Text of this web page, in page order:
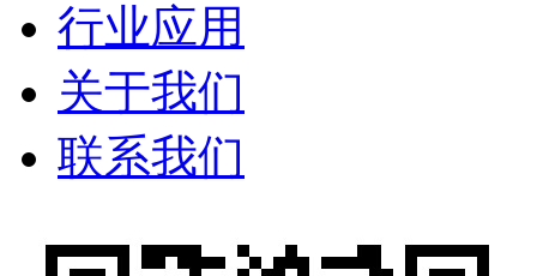
行业应用
关于我们
联系我们